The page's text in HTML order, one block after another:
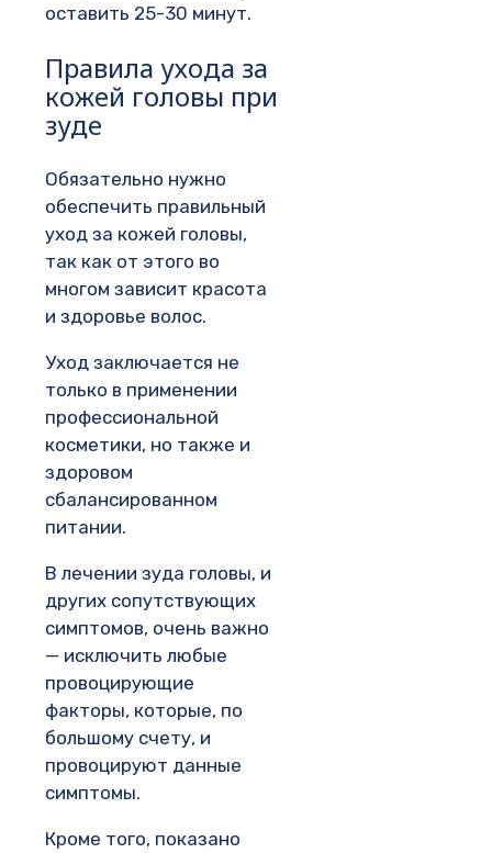
оставить 25-30 минут.
Правила ухода за
кожей головы при
зуде
Обязательно нужно
обеспечить правильный
уход за кожей головы,
так как от этого во
многом зависит красота
и здоровье волос.
Уход заключается не
только в применении
профессиональной
косметики, но также и
здоровом
сбалансированном
питании.
В лечении зуда головы, и
других сопутствующих
симптомов, очень важно
— исключить любые
провоцирующие
факторы, которые, по
большому счету, и
провоцируют данные
симптомы.
Кроме того, показано